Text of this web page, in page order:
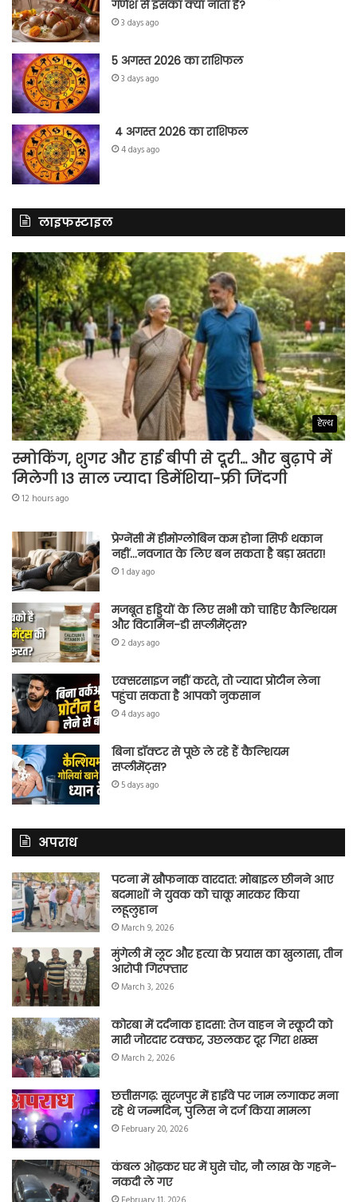
गणेश से इसका क्या नाता है?
3 days ago
5 अगस्त 2026 का राशिफल
3 days ago
4 अगस्त 2026 का राशिफल
4 days ago
लाइफस्टाइल
हेल्थ
स्मोकिंग, शुगर और हाई बीपी से दूरी… और बुढ़ापे में
मिलेगी 13 साल ज्यादा डिमेंशिया-फ्री जिंदगी
12 hours ago
प्रेग्नेंसी में हीमोग्लोबिन कम होना सिर्फ थकान
नहीं…नवजात के लिए बन सकता है बड़ा खतरा!
1 day ago
मजबूत हड्डियों के लिए सभी को चाहिए कैल्शियम
और विटामिन-डी सप्लीमेंट्स?
2 days ago
एक्सरसाइज नहीं करते, तो ज्यादा प्रोटीन लेना
पहुंचा सकता है आपको नुकसान
4 days ago
बिना डॉक्टर से पूछे ले रहे हैं कैल्शियम
सप्लीमेंट्स?
5 days ago
अपराध
पटना में खौफनाक वारदात: मोबाइल छीनने आए
बदमाशों ने युवक को चाकू मारकर किया
लहूलुहान
March 9, 2026
मुंगेली में लूट और हत्या के प्रयास का खुलासा, तीन
आरोपी गिरफ्तार
March 3, 2026
कोरबा में दर्दनाक हादसा: तेज वाहन ने स्कूटी को
मारी जोरदार टक्कर, उछलकर दूर गिरा शख्स
March 2, 2026
छत्तीसगढ़: सूरजपुर में हाईवे पर जाम लगाकर मना
रहे थे जन्मदिन, पुलिस ने दर्ज किया मामला
February 20, 2026
कंबल ओढ़कर घर में घुसे चोर, नौ लाख के गहने-
नकदी ले गए